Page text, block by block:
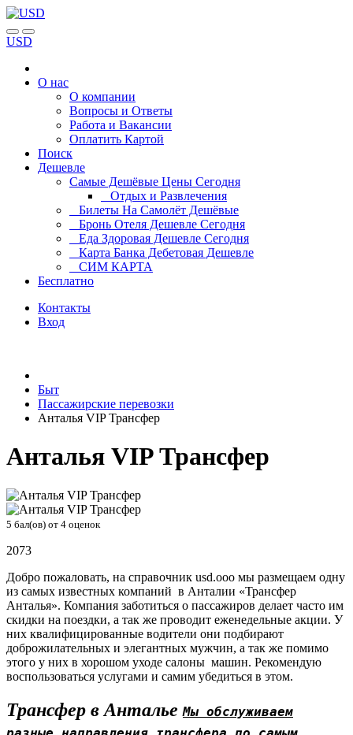
USD
О нас
О компании
Вопросы и Ответы
Работа и Вакансии
Оплатить Картой
Поиск
Дешевле
Самые Дешёвые Цены Сегодня
Отдых и Развлечения
Билеты На Самолёт Дешёвые
Бронь Отеля Дешевле Сегодня
Еда Здоровая Дешевле Сегодня
Карта Банка Дебетовая Дешевле
СИМ КАРТА
Бесплатно
Контакты
Вход
Быт
Пассажирские перевозки
Анталья VIP Трансфер
Анталья VIP Трансфер
5 бал(ов) от 4 оценок
2073
Добро пожаловать, на справочник usd.ooo мы размещаем одну
из самых известных компаний в Анталии «Трансфер
Анталья». Компания заботиться о пассажиров делает часто им
скидки на поездки, а так же проводит еженедельные акции. У
них квалифицированные водители они подбирают
доброжилательных и элегантных мужчин, а так же помимо
этого у них в хорошом уходе салоны машин. Рекомендую
воспользоваться услугами и самим убедиться в этом.
Трансфер в АнтальеМы обслуживаем